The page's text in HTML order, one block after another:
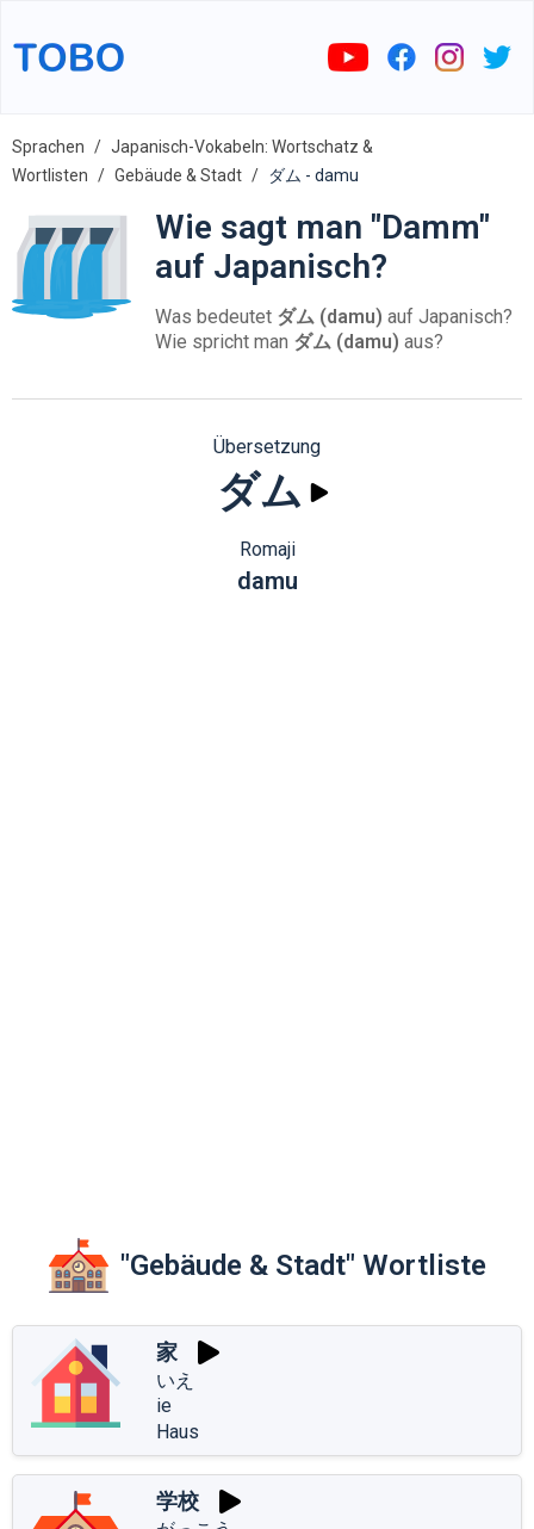
Sprachen
Japanisch-Vokabeln: Wortschatz &
Wortlisten
Gebäude & Stadt ダム - damu
Wie sagt man "Damm"
auf Japanisch?
Was bedeutet ダム (damu) auf Japanisch?
Wie spricht man ダム (damu) aus?
Übersetzung
ダム
Romaji
damu
"Gebäude & Stadt" Wortliste
家
いえ
ie
Haus
学校